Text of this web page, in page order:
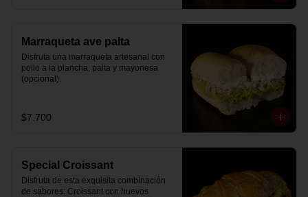
Marraqueta ave palta
Disfruta una marraqueta artesanal con
pollo a la plancha, palta y mayonesa
(opcional).
$7.700
Special Croissant
Disfruta de esta exquisita combinación
de sabores: Croissant con huevos